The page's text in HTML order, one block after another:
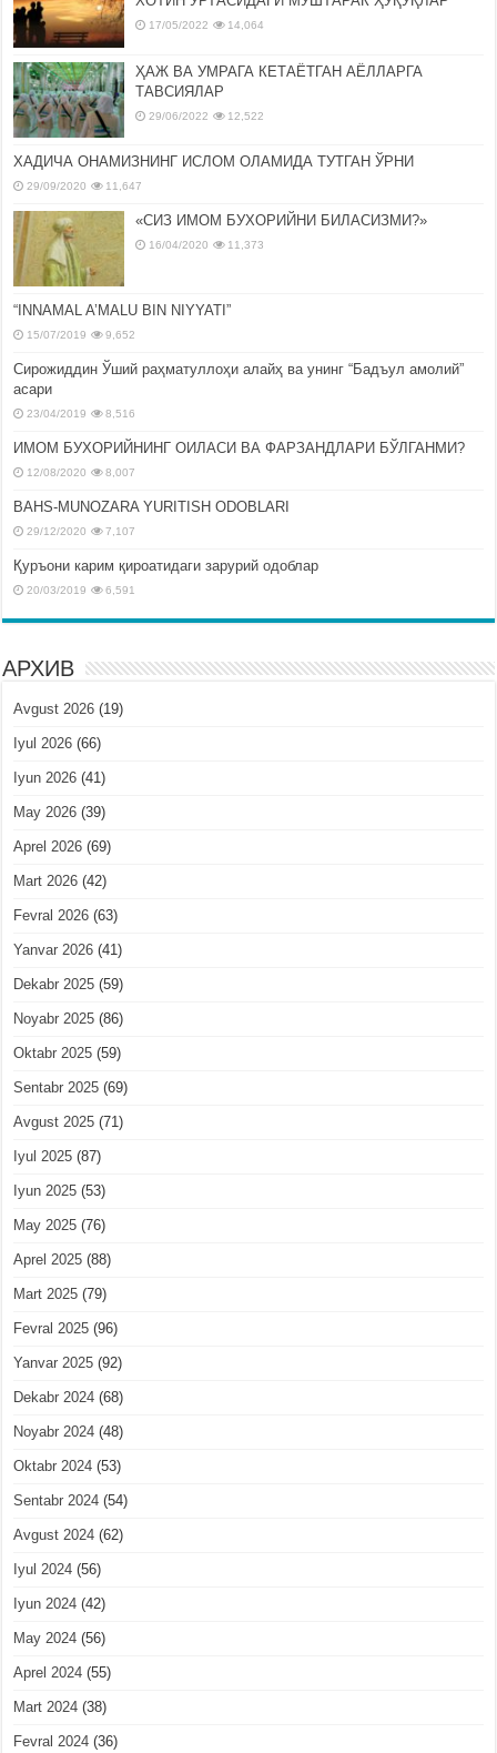
17/05/2022 14,064
ҲАЖ ВА УМРАГА КЕТАЁТГАН АЁЛЛАРГА
ТАВСИЯЛАР
29/06/2022 12,522
ХАДИЧА ОНАМИЗНИНГ ИСЛОМ ОЛАМИДА ТУТГАН ЎРНИ
29/09/2020 11,647
«СИЗ ИМОМ БУХОРИЙНИ БИЛАСИЗМИ?»
16/04/2020 11,373
“INNAMAL A’MALU BIN NIYYATI”
15/07/2019 9,652
Сирожиддин Ўший раҳматуллоҳи алайҳ ва унинг “Бадъул амолий”
асари
23/04/2019 8,516
ИМОМ БУХОРИЙНИНГ ОИЛАСИ ВА ФАРЗАНДЛАРИ БЎЛГАНМИ?
12/08/2020 8,007
BAHS-MUNOZARA YURITISH ODOBLARI
29/12/2020 7,107
Қуръони карим қироатидаги зарурий одоблар
20/03/2019 6,591
АРХИВ
Avgust 2026 (19)
Iyul 2026 (66)
Iyun 2026 (41)
May 2026 (39)
Aprel 2026 (69)
Mart 2026 (42)
Fevral 2026 (63)
Yanvar 2026 (41)
Dekabr 2025 (59)
Noyabr 2025 (86)
Oktabr 2025 (59)
Sentabr 2025 (69)
Avgust 2025 (71)
Iyul 2025 (87)
Iyun 2025 (53)
May 2025 (76)
Aprel 2025 (88)
Mart 2025 (79)
Fevral 2025 (96)
Yanvar 2025 (92)
Dekabr 2024 (68)
Noyabr 2024 (48)
Oktabr 2024 (53)
Sentabr 2024 (54)
Avgust 2024 (62)
Iyul 2024 (56)
Iyun 2024 (42)
May 2024 (56)
Aprel 2024 (55)
Mart 2024 (38)
Fevral 2024 (36)